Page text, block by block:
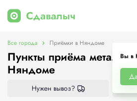
Вы в
Да
Все города Приёмки в Няндоме
Пункты приёма
Няндоме
Нужен вывоз?